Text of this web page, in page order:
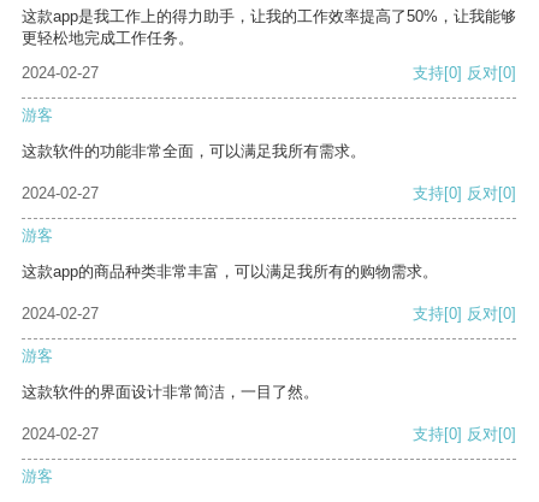
这款app是我工作上的得力助手，让我的工作效率提高了50%，让我能够
更轻松地完成工作任务。
2024-02-27
支持[0] 反对[0]
游客
这款软件的功能非常全面，可以满足我所有需求。
2024-02-27 支持[0] 反对[0]
游客
这款app的商品种类非常丰富，可以满足我所有的购物需求。
2024-02-27 支持[0] 反对[0]
游客
这款软件的界面设计非常简洁，一目了然。
2024-02-27 支持[0] 反对[0]
游客